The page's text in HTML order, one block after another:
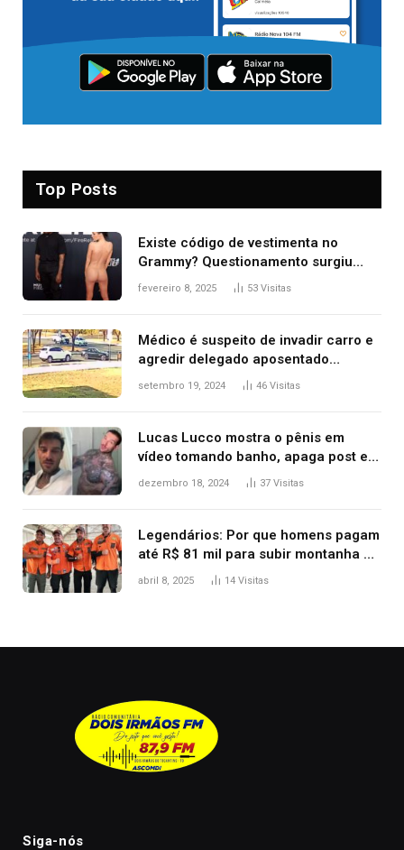
Top Posts
Existe código de vestimenta no
Grammy? Questionamento surgiu
após Bianca Censori, mulher de
fevereiro 8, 2025 53 Visitas
Médico é suspeito de invadir carro e
agredir delegado aposentado
durante confusão no trânsito
setembro 19, 2024 46 Visitas
Lucas Lucco mostra o pênis em
vídeo tomando banho, apaga post e
diz ‘foi mal’
dezembro 18, 2024 37 Visitas
Legendários: Por que homens pagam
até R$ 81 mil para subir montanha e
melhorar casamento?
abril 8, 2025 14 Visitas
Siga-nós